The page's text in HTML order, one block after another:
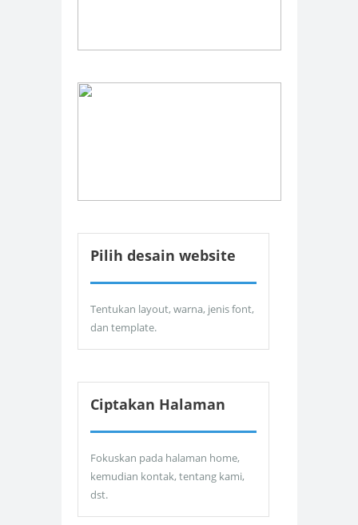
Pilih desain website
Tentukan layout, warna, jenis font,
dan template.
Ciptakan Halaman
Fokuskan pada halaman home,
kemudian kontak, tentang kami,
dst.